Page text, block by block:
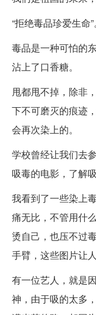
“拒绝毒品珍爱生命”。
毒品是一种可怕的
沾上了口香糖。
甩都甩不掉，除非
下不可磨灭的痕迹
会再次染上的。
学校曾经让我们去
吸毒的电影，了解
我看到了一些染上
痛无比，不管用什
烫自己，也压不过
手臂，这些图片让
有一位艺人，就是
神，由于吸的太多